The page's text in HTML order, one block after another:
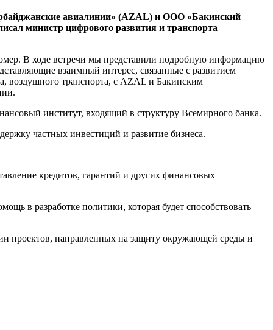
авиалинии» (AZAL) и ООО «Бакинский
министр цифрового развития и транспорта
В ходе встречи мы представили подробную информацию
взаимный интерес, связанные с развитием
воздушного транспорта, с AZAL и Бакинским
институт, входящий в структуру Всемирного банка.
частных инвестиций и развитие бизнеса.
кредитов, гарантий и других финансовых
в разработке политики, которая будет способствовать
проектов, направленных на защиту окружающей среды и